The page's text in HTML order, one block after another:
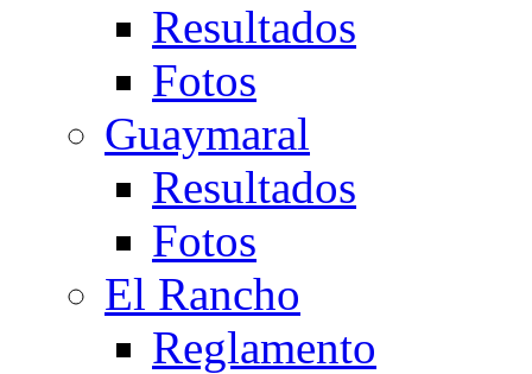
Resultados
Fotos
Guaymaral
Resultados
Fotos
El Rancho
Reglamento